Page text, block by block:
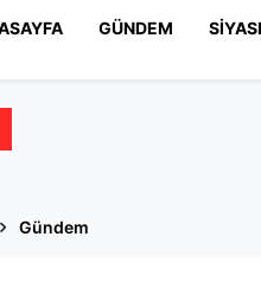
GÜNDEM
Ertuğrul Özkök
Gündem